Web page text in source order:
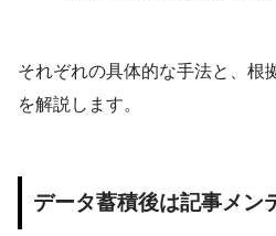
それぞれの具体的な手法と、根
を解説します。
データ蓄積後は記事メン